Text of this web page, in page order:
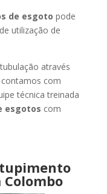
de esgoto pode
utilização de
através
com
técnica treinada
esgotos com